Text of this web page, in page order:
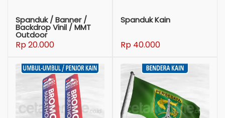
Spanduk / Banner /
Backdrop Vinil / MMT
Outdoor
Rp 20.000
Spanduk Kain
Rp 40.000